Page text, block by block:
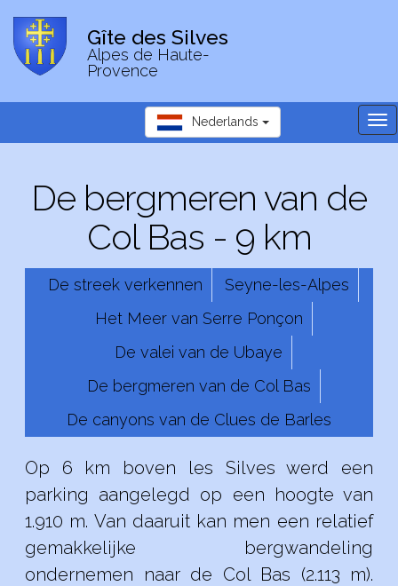
Gîte des Silves
Alpes de Haute-
Provence
Nederlands
De bergmeren van de
Col Bas - 9 km
De streek verkennen
Seyne-les-Alpes
Het Meer van Serre Ponçon
De valei van de Ubaye
De bergmeren van de Col Bas
De canyons van de Clues de Barles
Op 6 km boven les Silves werd een
parking aangelegd op een hoogte van
1.910 m. Van daaruit kan men een relatief
gemakkelijke bergwandeling
ondernemen naar de Col Bas (2.113 m).